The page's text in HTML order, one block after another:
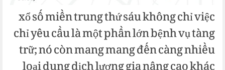
xổ số miền trung thứ sáu không chỉ việc
chỉ yêu cầu là một phần lớn bệnh vụ tàng
trữ; nó còn mang mang đến càng nhiều